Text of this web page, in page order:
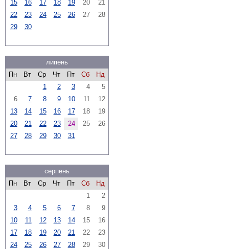
15
16 17 18 19 20
21
22
23 24 25 26 27
28
29
30
липень
Пн
Вт Ср Чт Пт Сб
Нд
1
2 3 4
5
6
7 8 9 10 11
12
13
14 15 16 17 18
19
20
21 22 23 24 25
26
27
28 29 30 31
серпень
Пн
Вт Ср Чт Пт Сб
Нд
1
2
3
4 5 6 7 8
9
10
11 12 13 14 15
16
17
18 19 20 21 22
23
24
25 26 27 28 29
30